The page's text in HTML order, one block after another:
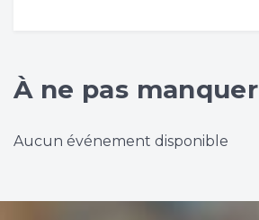
À ne pas manquer
Aucun événement disponible